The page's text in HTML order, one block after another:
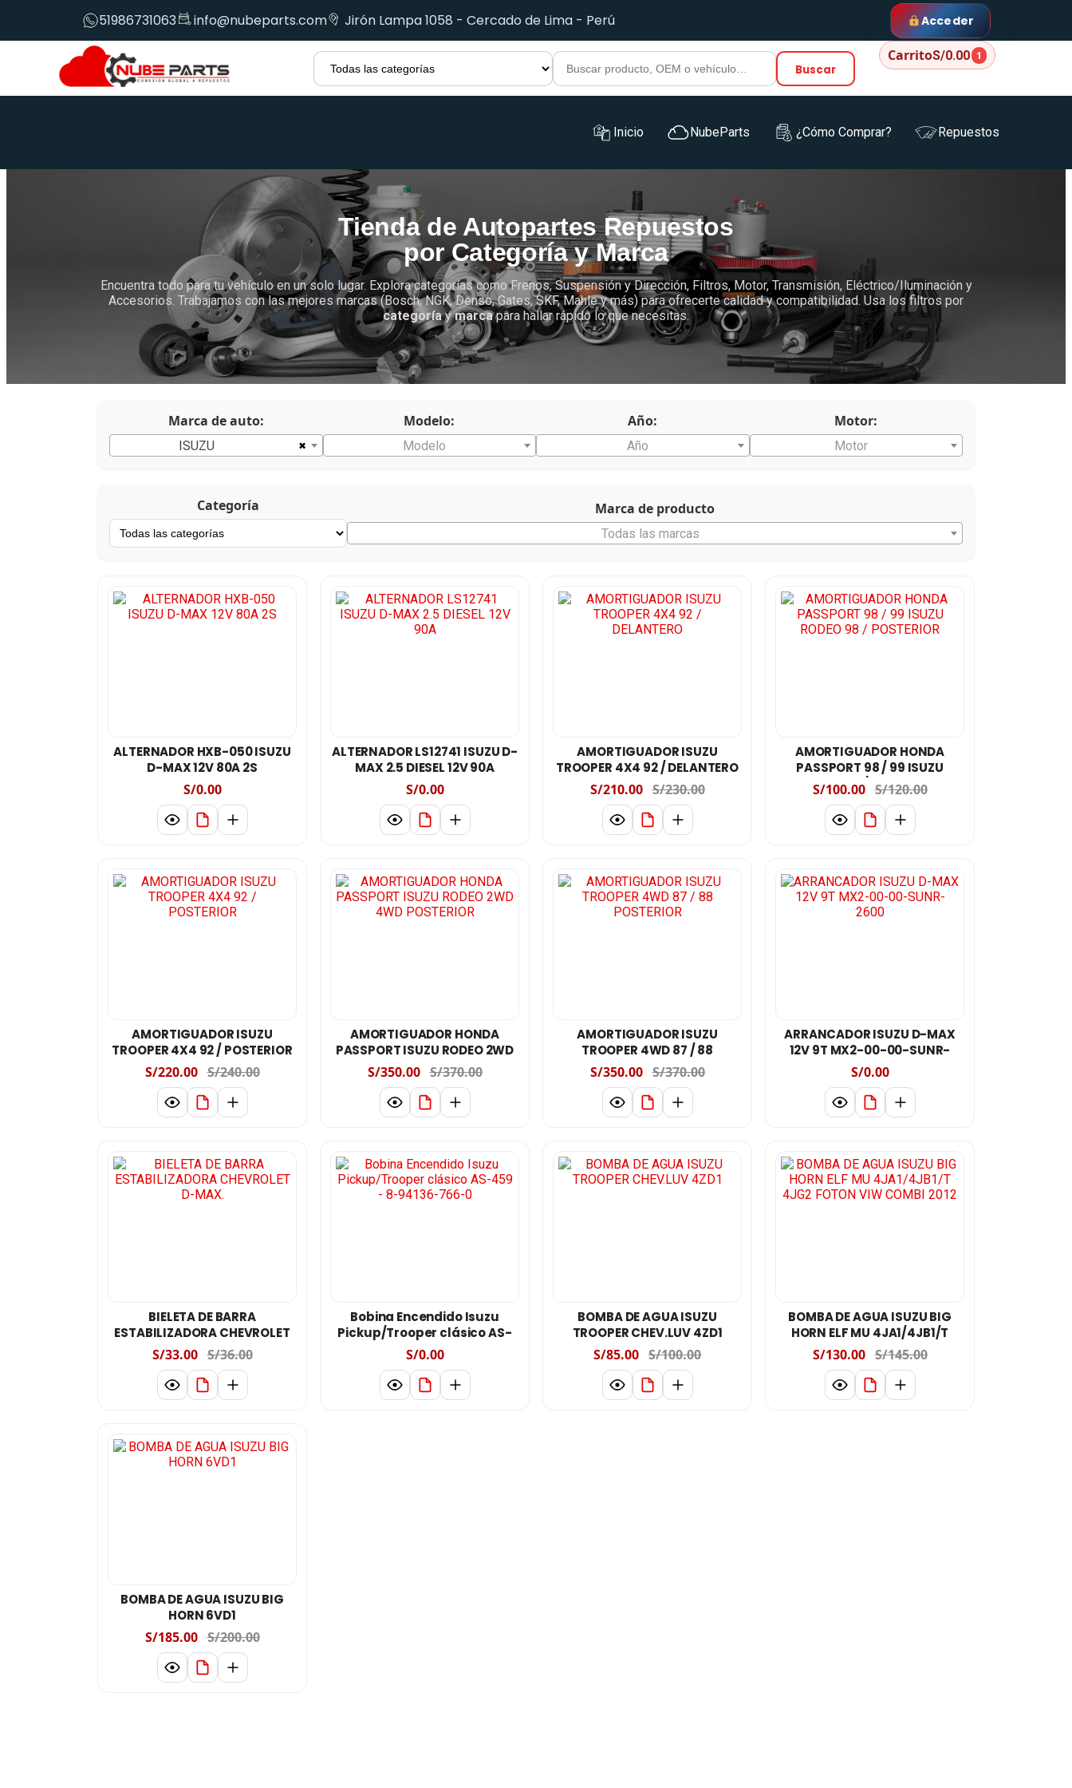
51986731063 info@nubeparts.com Jirón Lampa 1058 - Cercado de Lima - Perú Acceder
Buscar
CarritoS/0.00 1
Inicio NubeParts ¿Cómo Comprar? Repuestos
Tienda de Autopartes Repuestos
por Categoría y Marca
Encuentra todo para tu vehículo en un solo lugar. Explora categorías como Frenos, Suspensión y Dirección, Filtros, Motor, Transmisión, Eléctrico/Iluminación y
Accesorios. Trabajamos con las mejores marcas (Bosch, NGK, Denso, Gates, SKF, Mahle y más) para ofrecerte calidad y compatibilidad. Usa los filtros por
categoríaymarcapara hallar rápido lo que necesitas.
Marca de auto:
×
ISUZU
Modelo:
Modelo
Año:
Año
Motor:
Motor
Categoría Marca de producto
Todas las marcas
ALTERNADOR HXB-050 ISUZU
D-MAX 12V 80A 2S
S/0.00
ALTERNADOR LS12741 ISUZU D-
MAX 2.5 DIESEL 12V 90A
S/0.00
AMORTIGUADOR ISUZU
TROOPER 4X4 92 / DELANTERO
S/210.00 S/230.00
AMORTIGUADOR HONDA
PASSPORT 98 / 99 ISUZU
RODEO 98 / POSTERIOR
S/100.00 S/120.00
AMORTIGUADOR ISUZU
TROOPER 4X4 92 / POSTERIOR
S/220.00 S/240.00
AMORTIGUADOR HONDA
PASSPORT ISUZU RODEO 2WD
4WD POSTERIOR
S/350.00 S/370.00
AMORTIGUADOR ISUZU
TROOPER 4WD 87 / 88
POSTERIOR
S/350.00 S/370.00
ARRANCADOR ISUZU D-MAX
12V 9T MX2-00-00-SUNR-
2600
S/0.00
BIELETA DE BARRA
ESTABILIZADORA CHEVROLET
D-MAX.
S/33.00 S/36.00
Bobina Encendido Isuzu
Pickup/Trooper clásico AS-
459 - 8-94136-766-0
S/0.00
BOMBA DE AGUA ISUZU
TROOPER CHEV.LUV 4ZD1
S/85.00 S/100.00
BOMBA DE AGUA ISUZU BIG
HORN ELF MU 4JA1/4JB1/T
4JG2 FOTON VIW COMBI 2012
S/130.00 S/145.00
BOMBA DE AGUA ISUZU BIG
HORN 6VD1
S/185.00 S/200.00